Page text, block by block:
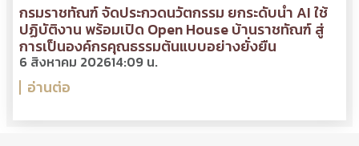
กรมราชทัณฑ์ จัดประกวดนวัตกรรม ยกระดับนำ AI ใช้
ปฏิบัติงาน พร้อมเปิด Open House บ้านราชทัณฑ์ สู่
การเป็นองค์กรคุณธรรมต้นแบบอย่างยั่งยืน
6 สิงหาคม 202614:09 น.
อ่านต่อ